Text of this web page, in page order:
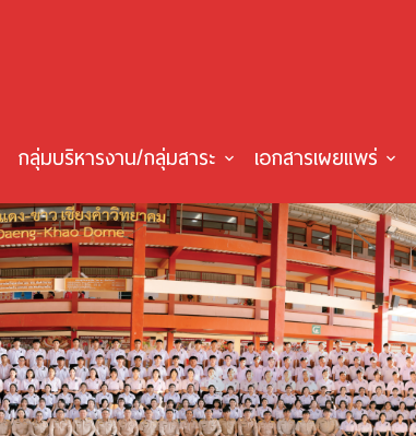
กลุ่มบริหารงาน/กลุ่มสาระ เอกสารเผยแพร่